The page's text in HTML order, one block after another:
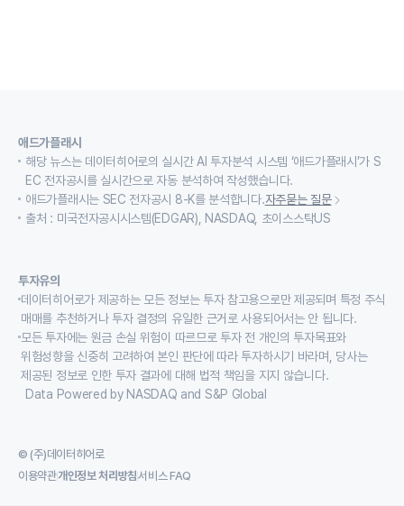
애드가플래시
해당 뉴스는 데이터히어로의 실시간 AI 투자분석 시스템 ‘애드가플래시’가 S
EC 전자공시를 실시간으로 자동 분석하여 작성했습니다.
애드가플래시는 SEC 전자공시 8-K를 분석합니다.자주묻는 질문
출처 : 미국전자공시시스템(EDGAR), NASDAQ, 초이스스탁US
투자유의
데이터히어로가 제공하는 모든 정보는 투자 참고용으로만 제공되며 특정 주식
매매를 추천하거나 투자 결정의 유일한 근거로 사용되어서는 안 됩니다.
모든 투자에는 원금 손실 위험이 따르므로 투자 전 개인의 투자목표와
위험성향을 신중히 고려하여 본인 판단에 따라 투자하시기 바라며, 당사는
제공된 정보로 인한 투자 결과에 대해 법적 책임을 지지 않습니다.
Data Powered by NASDAQ and S&P Global
© (주)데이터히어로
이용약관개인정보 처리방침서비스 FAQ